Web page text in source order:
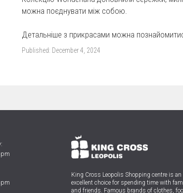
можна поєднувати між собою.
Детальніше з прикрасами можна
Published: December 4, 2024
King Cross Leopolis Shopping centre is an
excellent choice for spending time with
and friends. Famous brands of clothes,